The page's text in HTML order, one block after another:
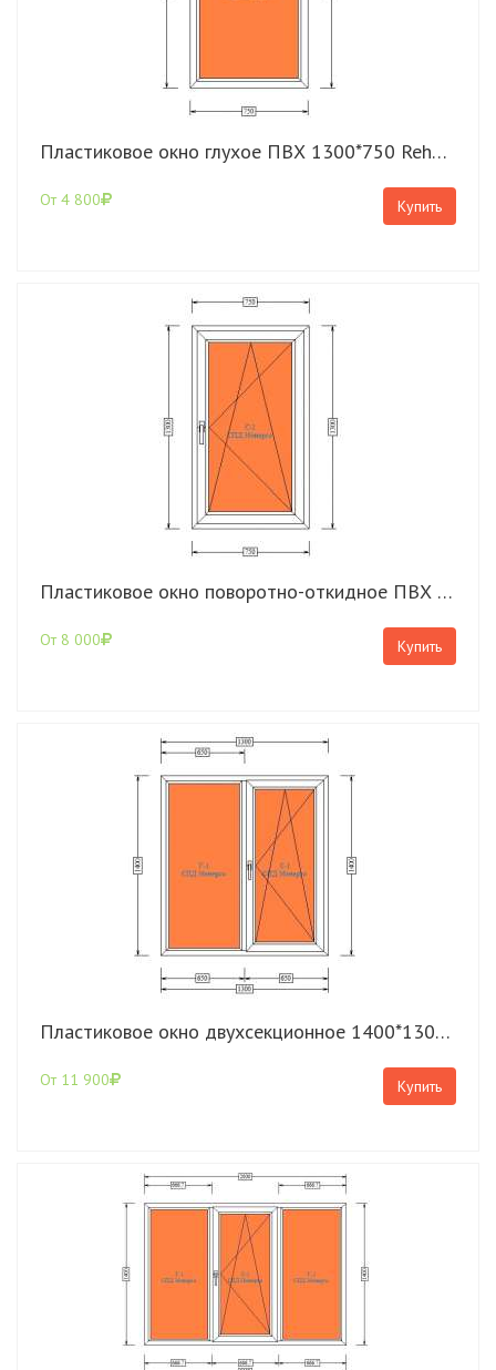
Пластиковое окно глухое ПВХ 1300*750 Rehau Grazio
От 4 800 Купить
Пластиковое окно поворотно-откидное ПВХ 1300*750 Rehau Grazio
От 8 000 Купить
Пластиковое окно двухсекционное 1400*1300 Rehau Grazio с поворотно-откидной створкой
От 11 900 Купить